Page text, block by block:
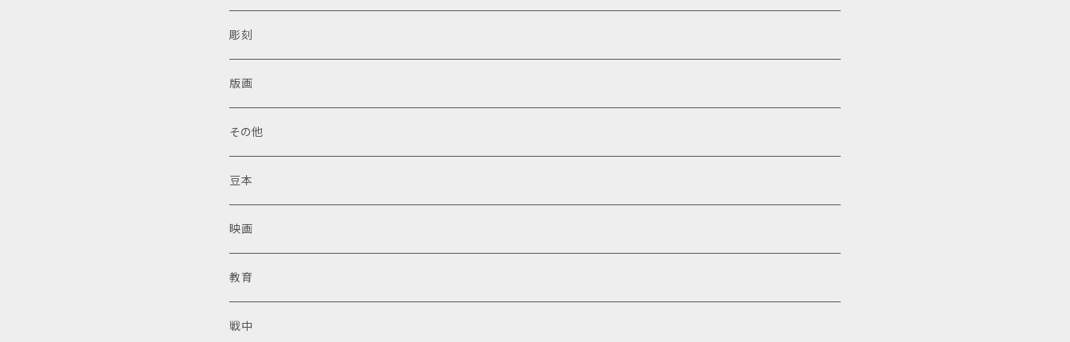
彫刻
版画
その他
豆本
映画
教育
戦中